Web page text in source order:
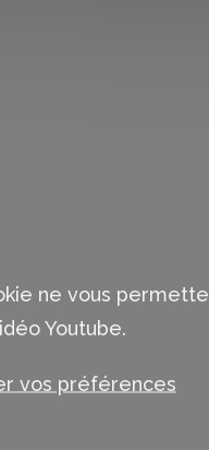
ne vous
Youtube.
vos préférences